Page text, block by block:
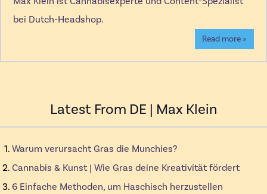
bei Dutch-Headshop.
Read more »
Latest From DE | Max Klein
Warum verursacht Gras die Munchies?
Cannabis & Kunst | Wie Gras deine Kreativität fördert
6 Einfache Methoden, um Haschisch herzustellen